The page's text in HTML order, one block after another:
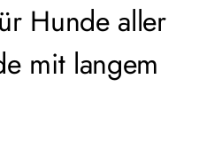
Hunde aller
mit langem